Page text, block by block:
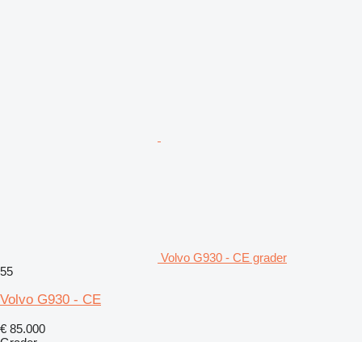
Volvo G930 - CE grader
55
Volvo G930 - CE
€ 85.000